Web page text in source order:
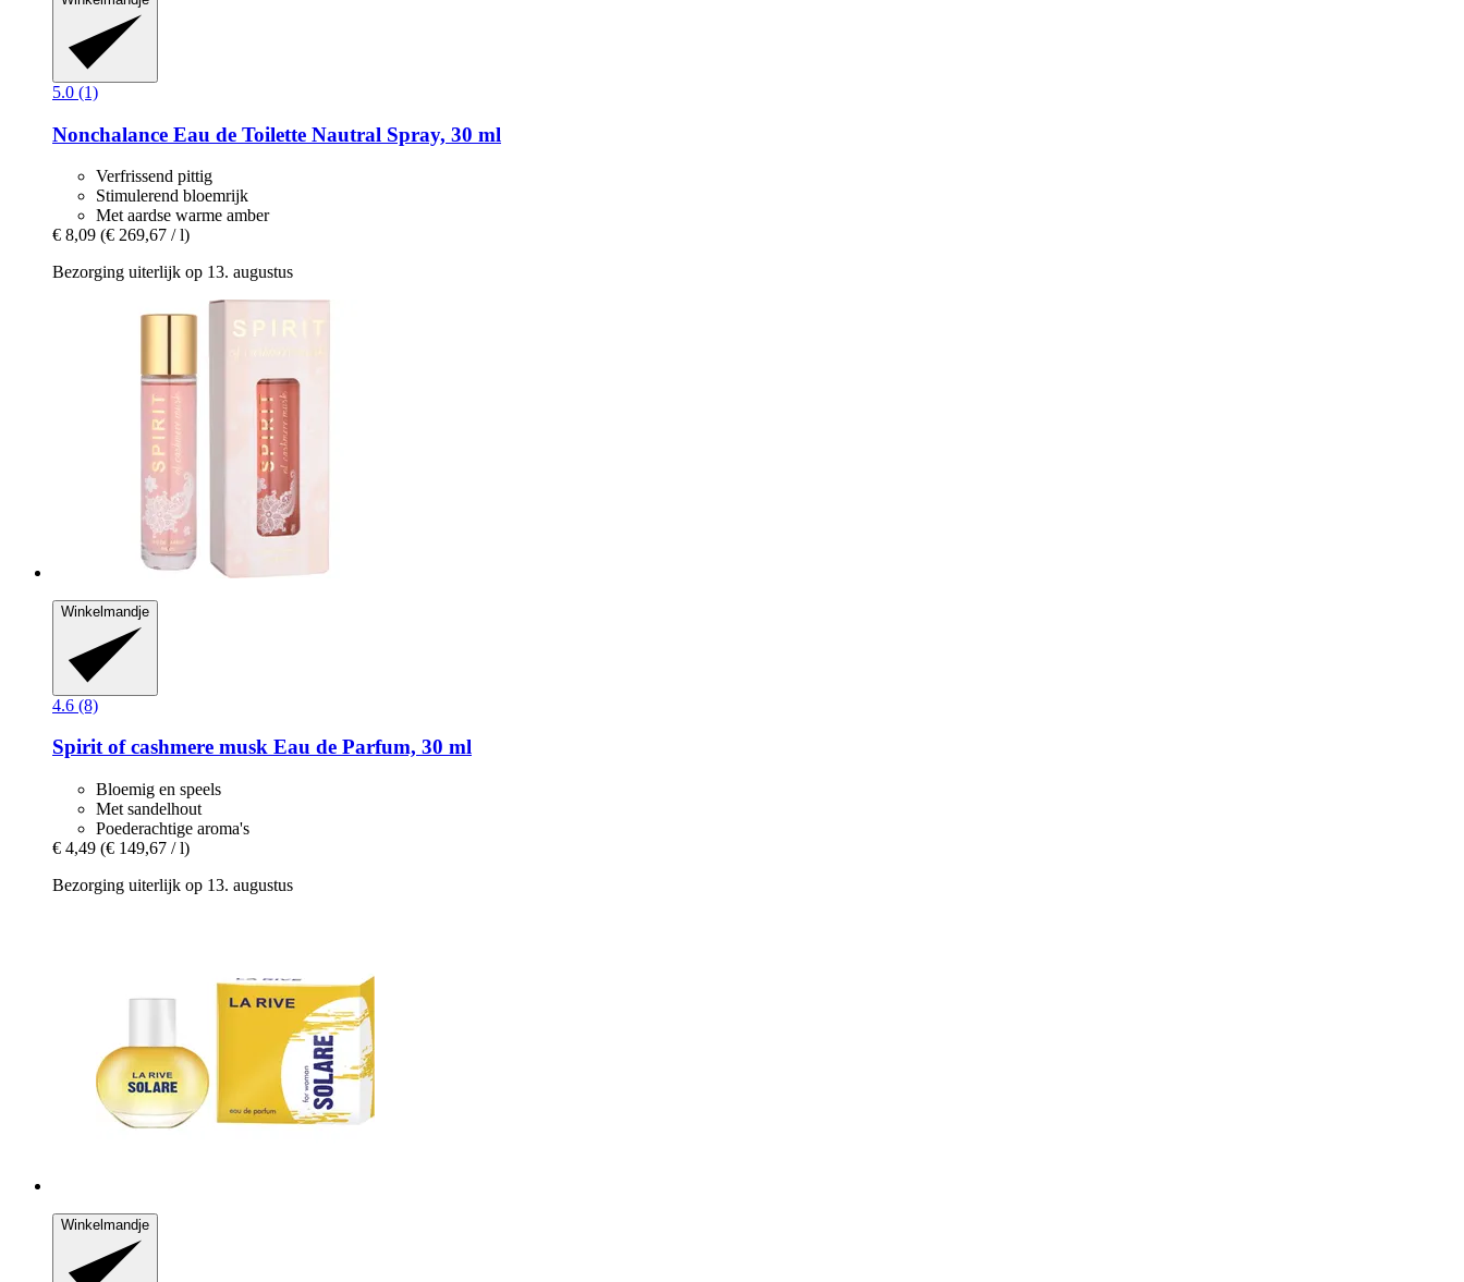
5.0 (1)
Nonchalance Eau de Toilette Nautral Spray, 30 ml
Verfrissend pittig
Stimulerend bloemrijk
Met aardse warme amber
€ 8,09 (€ 269,67 / l)
Bezorging uiterlijk op 13. augustus
Winkelmandje
4.6 (8)
Spiritof cashmere musk Eau de Parfum, 30 ml
Bloemig en speels
Met sandelhout
Poederachtige aroma's
€ 4,49 (€ 149,67 / l)
Bezorging uiterlijk op 13. augustus
Winkelmandje